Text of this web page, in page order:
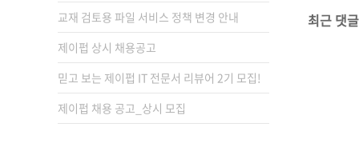
교재 검토용 파일 서비스 정책 변경 안내
제이펍 상시 채용공고
믿고 보는 제이펍 IT 전문서 리뷰어 2기 모집!
제이펍 채용 공고_상시 모집
최근 댓글